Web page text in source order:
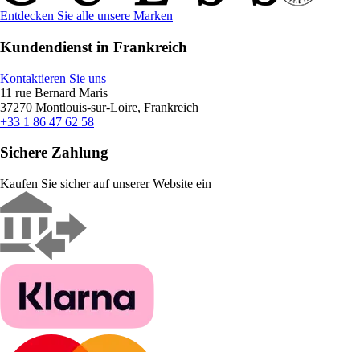
Entdecken Sie alle unsere Marken
Kundendienst in Frankreich
Kontaktieren Sie uns
11 rue Bernard Maris
37270 Montlouis-sur-Loire, Frankreich
+33 1 86 47 62 58
Sichere Zahlung
Kaufen Sie sicher auf unserer Website ein